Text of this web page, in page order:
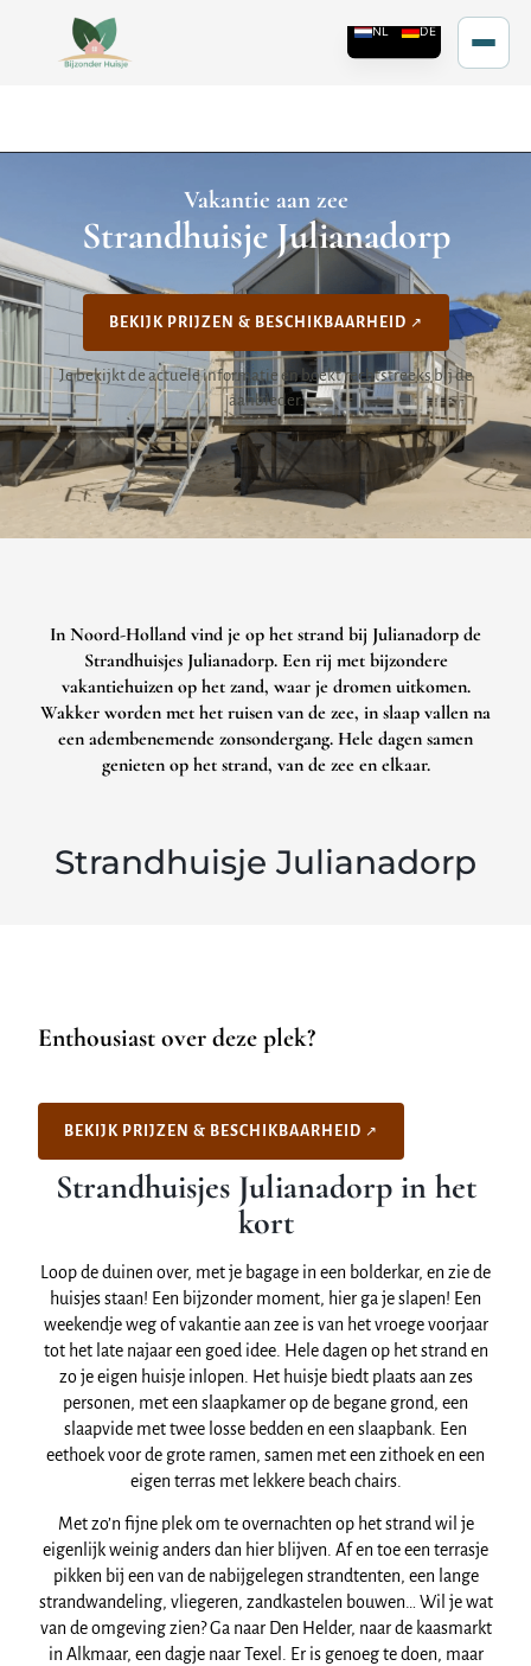
Vakantie aan zee
Strandhuisje Julianadorp
BEKIJK PRIJZEN & BESCHIKBAARHEID
Je bekijkt de actuele informatie en boekt rechtstreeks bij de
aanbieder.
In Noord-Holland vind je op het strand bij Julianadorp de
Strandhuisjes Julianadorp. Een rij met bijzondere
vakantiehuizen op het zand, waar je dromen uitkomen.
Wakker worden met het ruisen van de zee, in slaap vallen na
een adembenemende zonsondergang. Hele dagen samen
genieten op het strand, van de zee en elkaar.
Strandhuisje Julianadorp
Strandhuisjes Julianadorp in het
kort
Loop de duinen over, met je bagage in een bolderkar, en zie de
huisjes staan! Een bijzonder moment, hier ga je slapen! Een
weekendje weg of vakantie aan zee is van het vroege voorjaar
tot het late najaar een goed idee. Hele dagen op het strand en
zo je eigen huisje inlopen. Het huisje biedt plaats aan zes
personen, met een slaapkamer op de begane grond, een
slaapvide met twee losse bedden en een slaapbank. Een
eethoek voor de grote ramen, samen met een zithoek en een
eigen terras met lekkere beach chairs.
Met zo’n fijne plek om te overnachten op het strand wil je
eigenlijk weinig anders dan hier blijven. Af en toe een terrasje
pikken bij een van de nabijgelegen strandtenten, een lange
strandwandeling, vliegeren, zandkastelen bouwen… Wil je wat
van de omgeving zien? Ga naar Den Helder, naar de kaasmarkt
in Alkmaar, een dagje naar Texel. Er is genoeg te doen, maar
Enthousiast over deze plek?
BEKIJK PRIJZEN & BESCHIKBAARHEID